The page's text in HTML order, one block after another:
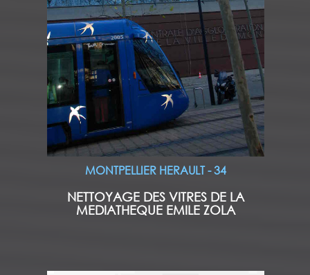
MONTPELLIER HERAULT - 34
NETTOYAGE DES VITRES DE LA
MEDIATHEQUE EMILE ZOLA